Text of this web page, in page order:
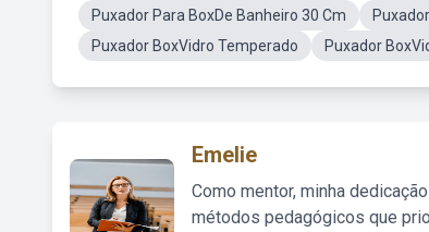
Puxador Para BoxDe Banheiro 30 Cm
Puxador BoxVidro Temperado
Puxador
Emelie
Como mentor, minha
métodos pedagógicos que